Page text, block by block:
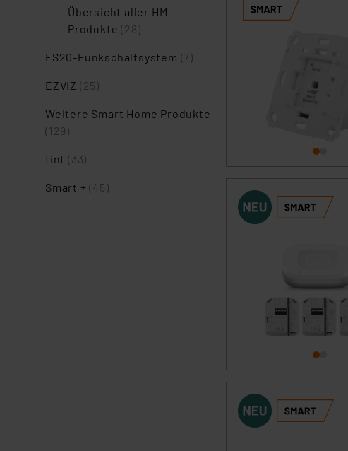
Übersicht aller HM
Produkte(28)
FS20-Funkschaltsystem (7)
EZVIZ (25)
Weitere Smart Home Produkte
(129)
tint (33)
Smart +(45)